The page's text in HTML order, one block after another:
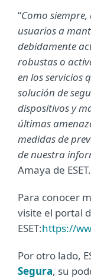
“Como siempre,
usuarios a
debidamente
robustas o
en los servicios
solución de
dispositivos y
últimas
medidas de
de nuestra
Amaya de ESET.
Para conocer
visite el portal
ESET:https://
Por otro lado,
Segura, su